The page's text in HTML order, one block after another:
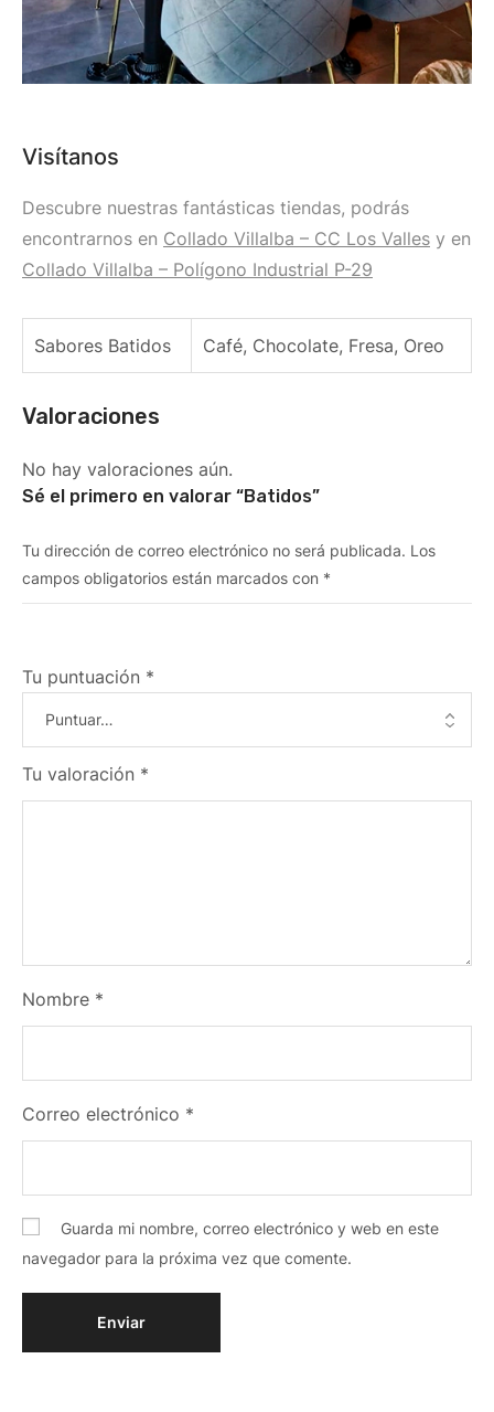
Visítanos
Descubre nuestras fantásticas tiendas, podrás
encontrarnos en Collado Villalba – CC Los Valles y en
Collado Villalba – Polígono Industrial P-29
Sabores Batidos Café, Chocolate, Fresa, Oreo
Valoraciones
No hay valoraciones aún.
Sé el primero en valorar “Batidos”
Tu dirección de correo electrónico no será publicada. Los
campos obligatorios están marcados con *
Tu puntuación *
Tu valoración *
Nombre *
Correo electrónico *
Guarda mi nombre, correo electrónico y web en este
navegador para la próxima vez que comente.